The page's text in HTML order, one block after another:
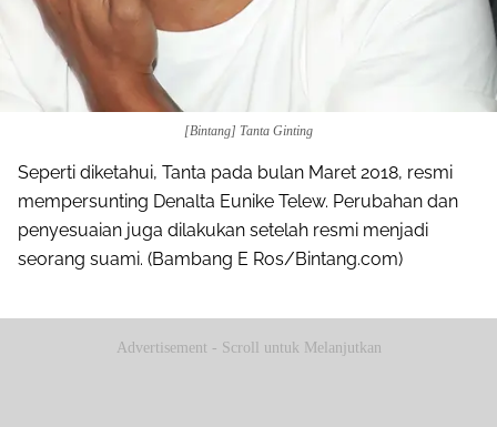
[Bintang] Tanta Ginting
Seperti diketahui, Tanta pada bulan Maret 2018, resmi
mempersunting Denalta Eunike Telew. Perubahan dan
penyesuaian juga dilakukan setelah resmi menjadi
seorang suami. (Bambang E Ros/Bintang.com)
Advertisement - Scroll untuk Melanjutkan